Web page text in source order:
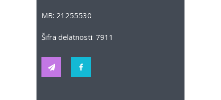
MB: 21255530
Šifra delatnosti: 7911